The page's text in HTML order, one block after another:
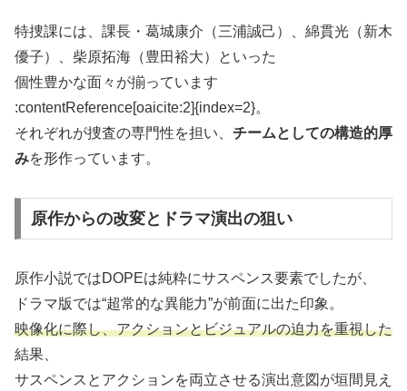
特捜課には、課長・葛城康介（三浦誠己）、綿貫光（新木
優子）、柴原拓海（豊田裕大）といった
個性豊かな面々が揃っています
:contentReference[oaicite:2]{index=2}。
それぞれが捜査の専門性を担い、 チームとしての構造的厚
みを形作っています。
原作からの改変とドラマ演出の狙い
原作小説ではDOPEは純粋にサスペンス要素でしたが、
ドラマ版では“超常的な異能力”が前面に出た印象。
映像化に際し、アクションとビジュアルの迫力を重視した
結果、
サスペンスとアクションを両立させる演出意図が垣間見え